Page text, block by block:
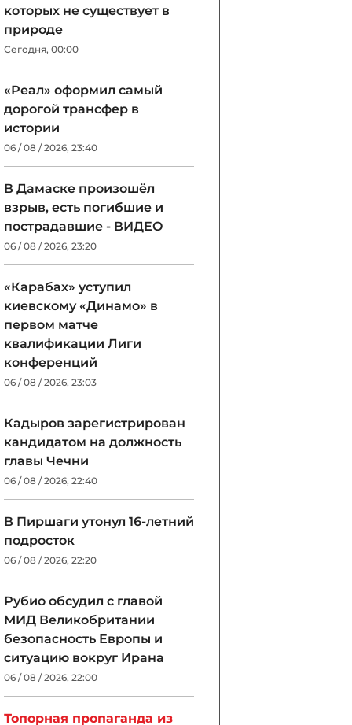
которых не существует в
природе
Сегодня, 00:00
«Реал» оформил самый
дорогой трансфер в
истории
06 / 08 / 2026, 23:40
В Дамаске произошёл
взрыв, есть погибшие и
пострадавшие - ВИДЕО
06 / 08 / 2026, 23:20
«Карабах» уступил
киевскому «Динамо» в
первом матче
квалификации Лиги
конференций
06 / 08 / 2026, 23:03
Кадыров зарегистрирован
кандидатом на должность
главы Чечни
06 / 08 / 2026, 22:40
В Пиршаги утонул 16-летний
подросток
06 / 08 / 2026, 22:20
Рубио обсудил с главой
МИД Великобритании
безопасность Европы и
ситуацию вокруг Ирана
06 / 08 / 2026, 22:00
Топорная пропаганда из